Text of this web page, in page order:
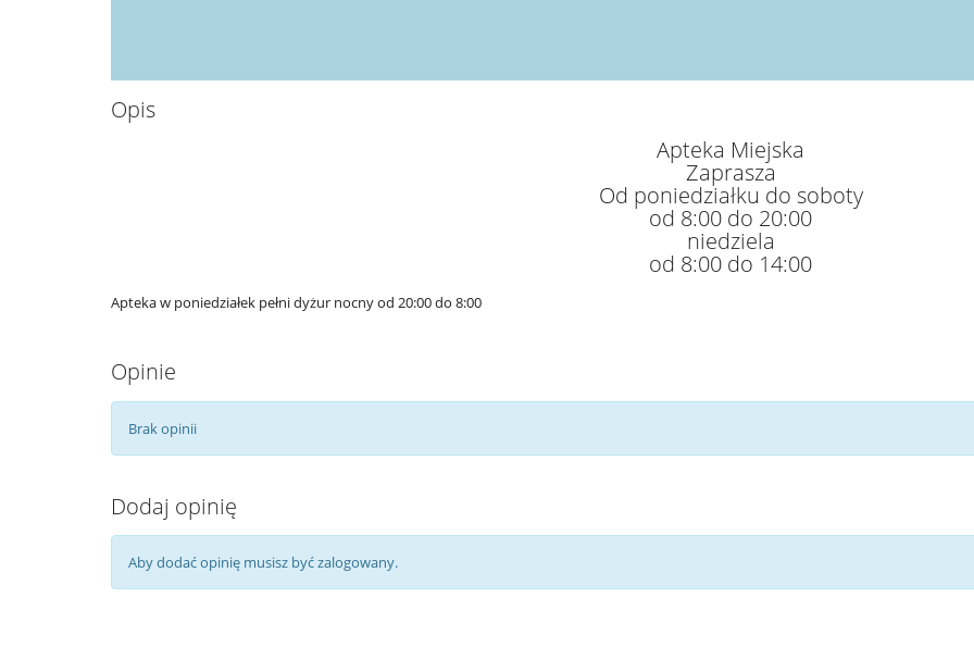
Opis
Apteka Miejska
Zaprasza
Od poniedziałku do soboty
od 8:00 do 20:00
niedziela
od 8:00 do 14:00
Apteka w poniedziałek pełni dyżur nocny od 20:00 do 8:00
Opinie
Brak opinii
Dodaj opinię
Aby dodać opinię musisz być zalogowany.